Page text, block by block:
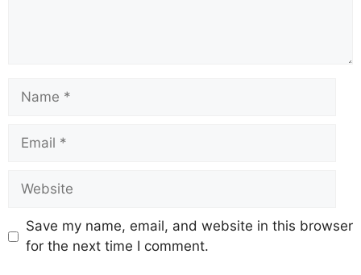
Save my name, email, and website in this browser
for the next time I comment.